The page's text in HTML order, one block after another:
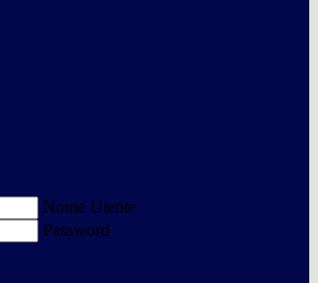
Nome Utente
Password